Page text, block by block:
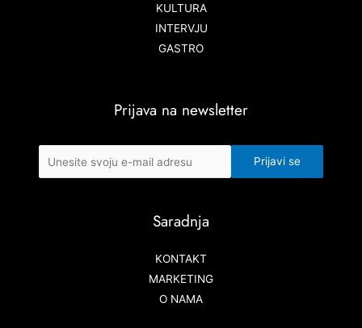
KULTURA
INTERVJU
GASTRO
Prijava na newsletter
Saradnja
KONTAKT
MARKETING
O NAMA